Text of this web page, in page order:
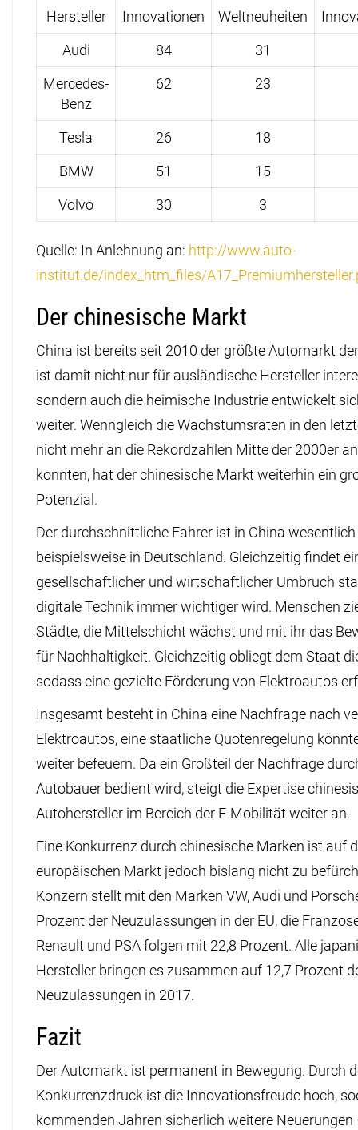
Hersteller Innovationen Weltneuheiten
Audi
84
31
Mercedes-
Benz
62 23
Tesla 26
18
BMW
51
15
Volvo
30 3
Quelle: In Anlehnung an: http://www.auto-
institut.de/index_htm_files/
Der chinesische Markt
China ist bereits seit 2010 der größte Automarkt
ist damit nicht nur für ausländische Hersteller
sondern auch die heimische Industrie entwickelt
weiter. Wenngleich die Wachstumsraten in den
nicht mehr an die Rekordzahlen Mitte der 2000er
konnten, hat der chinesische Markt weiterhin ein
Potenzial.
Der durchschnittliche Fahrer ist in China
beispielsweise in Deutschland. Gleichzeitig findet
gesellschaftlicher und wirtschaftlicher Umbruch
digitale Technik immer wichtiger wird. Menschen
Städte, die Mittelschicht wächst und mit ihr das
für Nachhaltigkeit. Gleichzeitig obliegt dem Staat
sodass eine gezielte Förderung von Elektroautos
Insgesamt besteht in China eine Nachfrage nach
Elektroautos, eine staatliche Quotenregelung
weiter befeuern. Da ein Großteil der Nachfrage
Autobauer bedient wird, steigt die Expertise
Autohersteller im Bereich der E-Mobilität weiter an.
Eine Konkurrenz durch chinesische Marken ist auf
europäischen Markt jedoch bislang nicht zu
Konzern stellt mit den Marken VW, Audi und
Prozent der Neuzulassungen in der EU, die
Renault und PSA folgen mit 22,8 Prozent. Alle
Hersteller bringen es zusammen auf 12,7 Prozent
Neuzulassungen in 2017.
Fazit
Der Automarkt ist permanent in Bewegung. Durch
Konkurrenzdruck ist die Innovationsfreude hoch,
kommenden Jahren sicherlich weitere